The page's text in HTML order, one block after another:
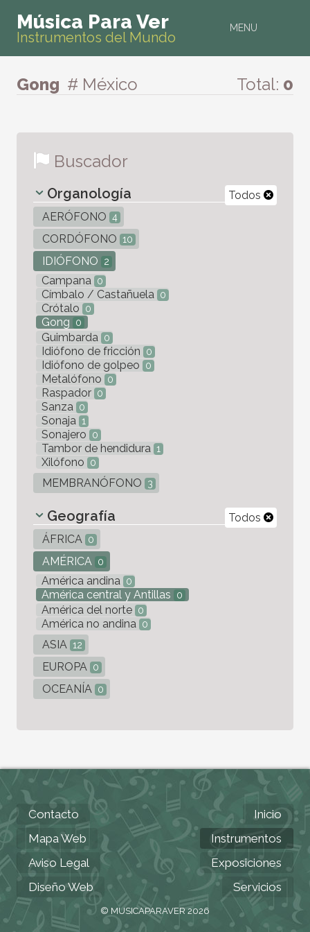
MENU
Música Para Ver
Instrumentos del Mundo
Gong # México Total: 0
Buscador
Todos
Organología
AERÓFONO 4
CORDÓFONO 10
IDIÓFONO 2
Campana 0
Címbalo / Castañuela 0
Crótalo 0
Gong 0
Guimbarda 0
Idiófono de fricción 0
Idiófono de golpeo 0
Metalófono 0
Raspador 0
Sanza 0
Sonaja 1
Sonajero 0
Tambor de hendidura 1
Xilófono 0
MEMBRANÓFONO 3
Todos
Geografía
ÁFRICA 0
AMÉRICA 0
América andina 0
América central y Antillas 0
América del norte 0
América no andina 0
ASIA 12
EUROPA 0
OCEANÍA 0
Contacto
Mapa Web
Aviso Legal
Diseño Web
Inicio
Instrumentos
Exposiciones
Servicios
© MUSICAPARAVER 2026